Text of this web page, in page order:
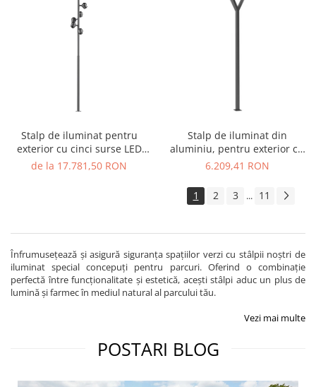
Stalp de iluminat pentru
exterior cu cinci surse LED
realizat din aluminiu A4021
de la 17.781,50 RON
Stalp de iluminat din
aluminiu, pentru exterior cu
doua brate si bec LED - A4019
6.209,41 RON
1 2 3 ... 11
Înfrumusețează și asigură siguranța spațiilor verzi cu stâlpii noștri de
iluminat special concepuți pentru parcuri. Oferind o combinație
perfectă între funcționalitate și estetică, acești stâlpi aduc un plus de
lumină și farmec în mediul natural al parcului tău.
Vezi mai multe
POSTARI BLOG